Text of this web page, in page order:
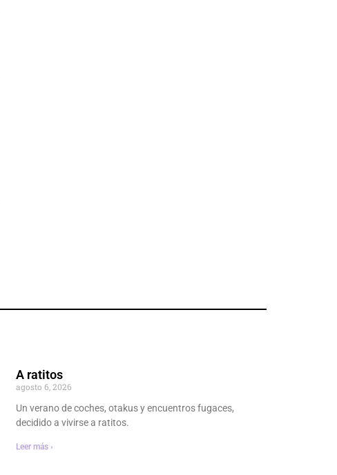
A ratitos
agosto 6, 2026
Un verano de coches, otakus y encuentros fugaces,
decidido a vivirse a ratitos.
Leer más ›